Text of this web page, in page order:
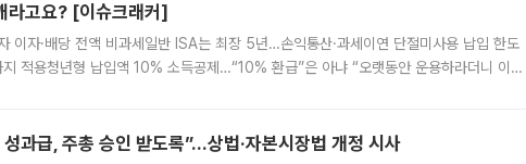
라고요? [이슈크래커]
이자·배당 전액 비과세일반 ISA는 최장 5년…손익통산·과세이연 단절미사용 납입 한도
적용청년형 납입액 10% 소득공제…“10% 환급”은 아냐 “오랫동안 운용하라더니 이제
과급, 주총 승인 받도록”…상법·자본시장법 개정 시사